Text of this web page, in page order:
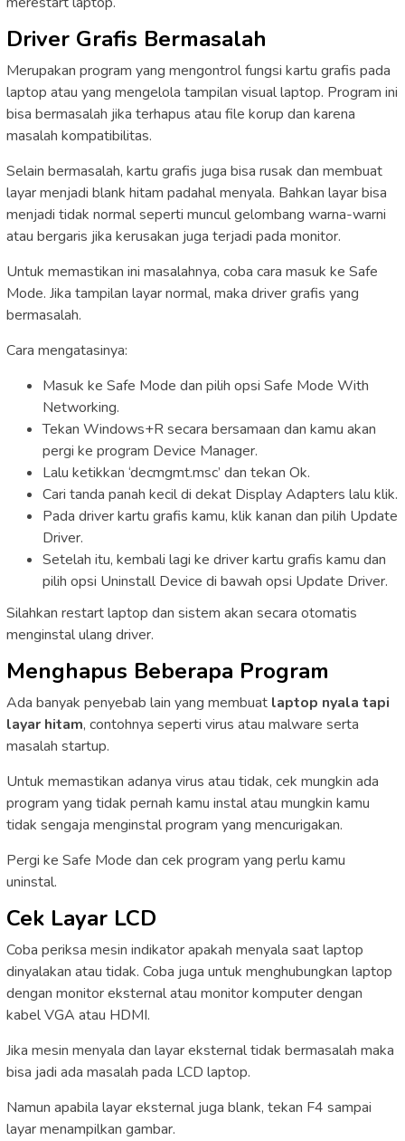
Driver Grafis Bermasalah
Merupakan program yang mengontrol fungsi kartu grafis pada
laptop atau yang mengelola tampilan visual laptop. Program ini
bisa bermasalah jika terhapus atau file korup dan karena
masalah kompatibilitas.
Selain bermasalah, kartu grafis juga bisa rusak dan membuat
layar menjadi blank hitam padahal menyala. Bahkan layar bisa
menjadi tidak normal seperti muncul gelombang warna-warni
atau bergaris jika kerusakan juga terjadi pada monitor.
Untuk memastikan ini masalahnya, coba cara masuk ke Safe
Mode. Jika tampilan layar normal, maka driver grafis yang
bermasalah.
Cara mengatasinya:
Masuk ke Safe Mode dan pilih opsi Safe Mode With
Networking.
Tekan Windows+R secara bersamaan dan kamu akan
pergi ke program Device Manager.
Lalu ketikkan ‘decmgmt.msc’ dan tekan Ok.
Cari tanda panah kecil di dekat Display Adapters lalu klik.
Pada driver kartu grafis kamu, klik kanan dan pilih Update
Driver.
Setelah itu, kembali lagi ke driver kartu grafis kamu dan
pilih opsi Uninstall Device di bawah opsi Update Driver.
Silahkan restart laptop dan sistem akan secara otomatis
menginstal ulang driver.
Menghapus Beberapa Program
Ada banyak penyebab lain yang membuat laptop nyala tapi
layar hitam, contohnya seperti virus atau malware serta
masalah startup.
Untuk memastikan adanya virus atau tidak, cek mungkin ada
program yang tidak pernah kamu instal atau mungkin kamu
tidak sengaja menginstal program yang mencurigakan.
Pergi ke Safe Mode dan cek program yang perlu kamu
uninstal.
Cek Layar LCD
Coba periksa mesin indikator apakah menyala saat laptop
dinyalakan atau tidak. Coba juga untuk menghubungkan laptop
dengan monitor eksternal atau monitor komputer dengan
kabel VGA atau HDMI.
Jika mesin menyala dan layar eksternal tidak bermasalah maka
bisa jadi ada masalah pada LCD laptop.
Namun apabila layar eksternal juga blank, tekan F4 sampai
layar menampilkan gambar.